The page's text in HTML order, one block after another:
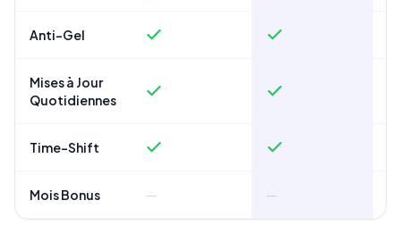
Anti-Gel
Mises à Jour
Quotidiennes
Time-Shift
Mois Bonus — —